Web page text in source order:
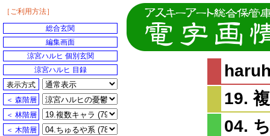
19.
04.
［ご利用方法］
総合玄関
編集画面
涼宮ハルヒ 個別玄関
涼宮ハルヒ 目録
表示方式
＜ 森階層
＜ 林階層
＜ 木階層